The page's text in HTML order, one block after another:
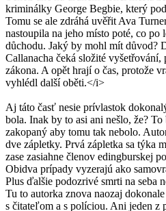
kriminálky George Begbie, který
Tomu se ale zdráhá uvěřit Ava
nastoupila na jeho místo poté, co po
důchodu. Jaký by mohl mít důvod?
Callanacha čeká složité
zákona. A opět hrají o čas, protože
vyhlédl další oběti.</i>
Aj táto časť nesie prívlastok
bola. Inak by to asi ani nešlo, že?
zakopaný aby tomu tak nebolo.
dve zápletky. Prvá zápletka sa týka
zase zasiahne členov edingburskej
Obidva prípady vyzerajú ako
Plus ďalšie podozrivé smrti na seba
Tu to autorka znova naozaj
s čitateľom a s políciou. Ani jeden z